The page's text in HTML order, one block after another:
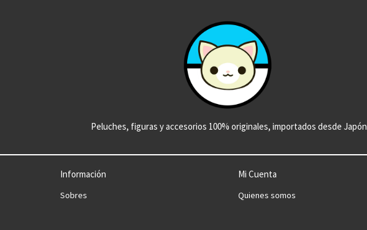
Peluches, figuras y accesorios 100% originales, importados desde Japón
Información
Sobres
Mi Cuenta
Quienes somos